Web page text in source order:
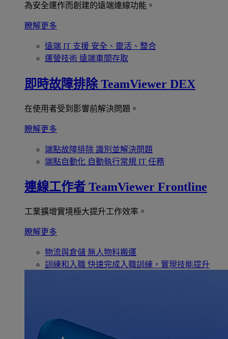
為安全運作而創建的遠端連線功能。
瞭解更多
遠端 IT 支援 安全、靈活、整合
運營技術 遠端車間存取
即時故障排除 TeamViewer DEX
在使用者受到影響前解決問題。
瞭解更多
端點故障排除 識別並解決問題
端點自動化 自動執行常規 IT 任務
連線工作者 TeamViewer Frontline
工業擴增實境極大提升工作效率。
瞭解更多
物流與倉儲 無人物料搬運
訓練和入職 快速完成入職訓練，實現技能提升